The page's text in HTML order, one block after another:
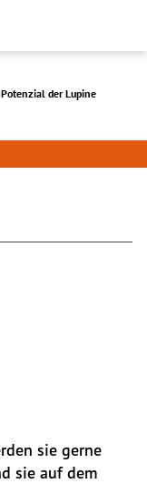
Potenzial der Lupine
sie gerne
sie auf dem